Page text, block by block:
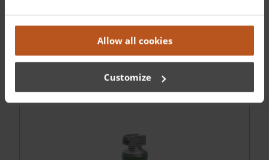
Allow all cookies
Customize
HEINE EasyClean LED Laryngoskopgriff